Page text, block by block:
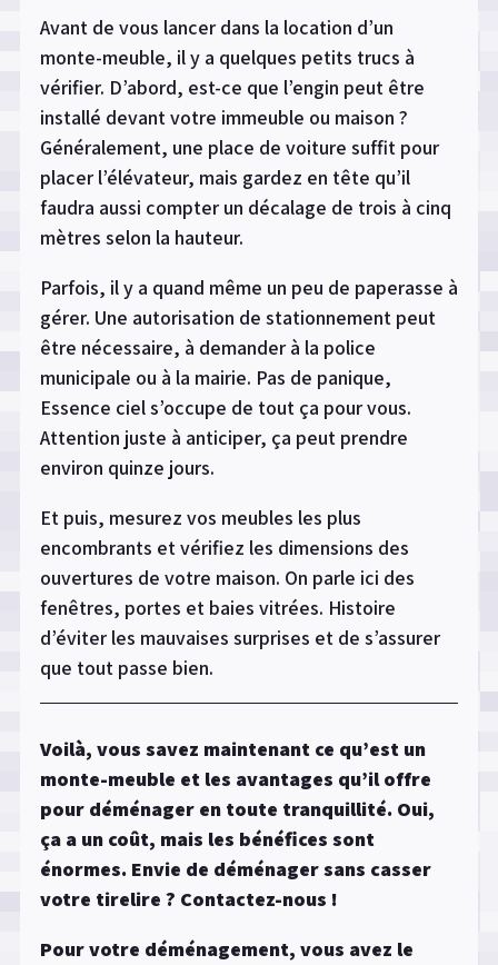
Avant de vous lancer dans la location d’un
monte-meuble, il y a quelques petits trucs à
vérifier. D’abord, est-ce que l’engin peut être
installé devant votre immeuble ou maison ?
Généralement, une place de voiture suffit pour
placer l’élévateur, mais gardez en tête qu’il
faudra aussi compter un décalage de trois à cinq
mètres selon la hauteur.
Parfois, il y a quand même un peu de paperasse à
gérer. Une autorisation de stationnement peut
être nécessaire, à demander à la police
municipale ou à la mairie. Pas de panique,
Essence ciel s’occupe de tout ça pour vous.
Attention juste à anticiper, ça peut prendre
environ quinze jours.
Et puis, mesurez vos meubles les plus
encombrants et vérifiez les dimensions des
ouvertures de votre maison. On parle ici des
fenêtres, portes et baies vitrées. Histoire
d’éviter les mauvaises surprises et de s’assurer
que tout passe bien.
Voilà, vous savez maintenant ce qu’est un
monte-meuble et les avantages qu’il offre
pour déménager en toute tranquillité. Oui,
ça a un coût, mais les bénéfices sont
énormes. Envie de déménager sans casser
votre tirelire ? Contactez-nous !
Pour votre déménagement, vous avez le